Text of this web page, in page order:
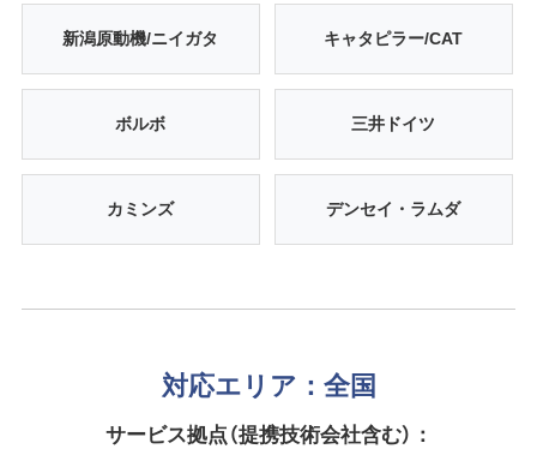
新潟原動機/ニイガタ キャタピラー/CAT
ボルボ 三井ドイツ
カミンズ デンセイ・ラムダ
対応エリア：全国
サービス拠点（提携技術会社含む）：